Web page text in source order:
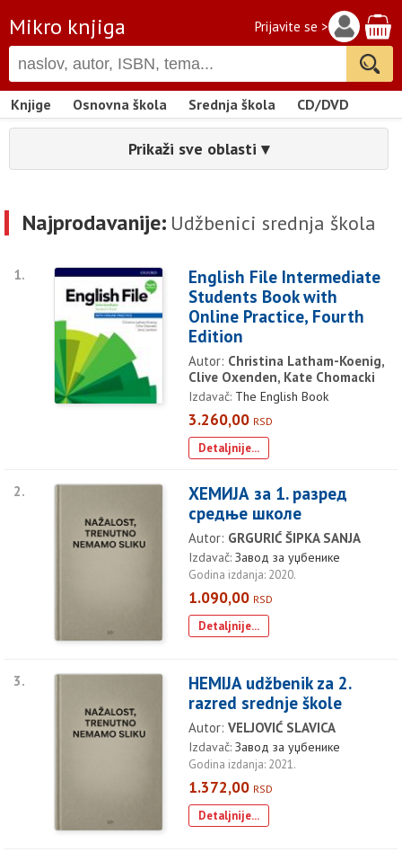
Mikro knjiga Prijavite se >
Knjige Osnovna škola Srednja škola CD/DVD
Prikaži sve oblasti ▾
Najprodavanije: Udžbenici srednja škola
1.
English File Intermediate
Students Book with
Online Practice, Fourth
Edition
Autor: Christina Latham-Koenig,
Clive Oxenden, Kate Chomacki
Izdavač: The English Book
3.260,00 RSD
Detaljnije...
2.
ХЕМИЈА за 1. разред
средње школе
Autor: GRGURIĆ ŠIPKA SANJA
Izdavač: Завод за уџбенике
Godina izdanja: 2020.
1.090,00 RSD
Detaljnije...
3.
HEMIJA udžbenik za 2.
razred srednje škole
Autor: VELJOVIĆ SLAVICA
Izdavač: Завод за уџбенике
Godina izdanja: 2021.
1.372,00 RSD
Detaljnije...